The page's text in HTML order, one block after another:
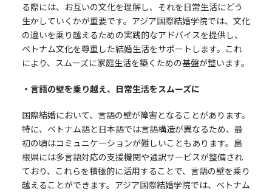
る際には、お互いの文化を理解し、それを日常生活にどう
生かしていくかが重要です。アジア国際結婚学院では、文化
の違いを乗り越えるための実践的なアドバイスを提供し、
ベトナム文化を尊重した結婚生活をサポートします。これ
により、スムーズに家庭生活を築くための基盤が整います。
・言語の壁を乗り越え、日常生活をスムーズに
国際結婚において、言語の壁が障害となることがあります。
特に、ベトナム語と日本語では言語構造が異なるため、最
初の頃はコミュニケーションが難しいこともあります。島
根県には多言語対応の支援機関や通訳サービスが整備され
ており、これらを積極的に活用することで、言語の壁を乗り
越えることができます。アジア国際結婚学院では、ベトナム